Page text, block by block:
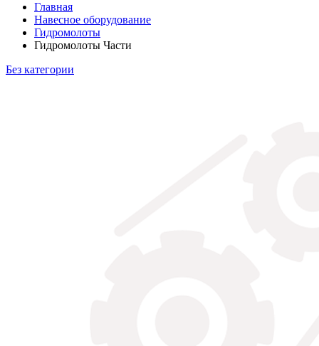
Главная
Навесное оборудование
Гидромолоты
Гидромолоты Части
Без категории